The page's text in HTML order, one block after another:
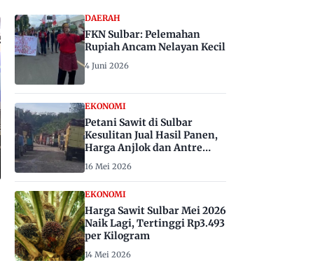
DAERAH
FKN Sulbar: Pelemahan
Rupiah Ancam Nelayan Kecil
4 Juni 2026
EKONOMI
Petani Sawit di Sulbar
Kesulitan Jual Hasil Panen,
Harga Anjlok dan Antre
Berhari-hari
16 Mei 2026
EKONOMI
Harga Sawit Sulbar Mei 2026
Naik Lagi, Tertinggi Rp3.493
per Kilogram
14 Mei 2026